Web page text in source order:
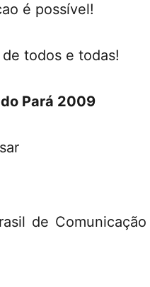
é possível!
todos e todas!
Pará 2009
de Comunicação